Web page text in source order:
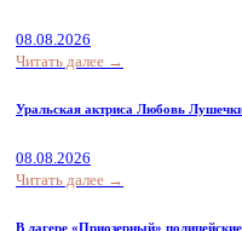
08.08.2026
Читать далее →
Уральская актриса Любовь
08.08.2026
Читать далее →
В лагере «Приозерный»